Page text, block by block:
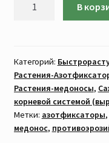
(САЖЕНЦЫ.
Цена
за
1шт)
с
закрытой
В
Категорий:
Растения-
Растения-медоносы,
корневой системой
Метки: азотфиксаторы,
медонос,